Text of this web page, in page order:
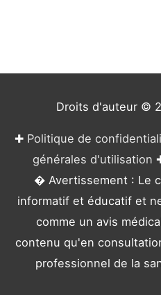
Droits d'auteur ©
✚ Politique de
générales d'utilisation
� Avertissement : Le
informatif et éducatif et
comme un avis
contenu qu'en
professionnel de la